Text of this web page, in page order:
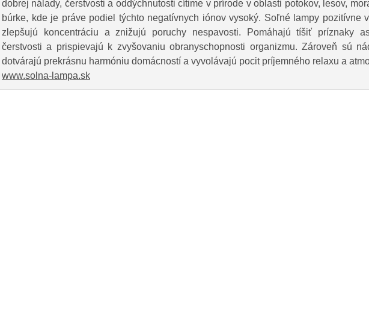
dobrej nálady, čerstvosti a oddýchnutosti cítime v prírode v oblasti potokov, lesov,
búrke, kde je práve podiel týchto negatívnych iónov vysoký. Soľné lampy pozitívne
zlepšujú koncentráciu a znižujú poruchy nespavosti. Pomáhajú tíšiť príznaky
čerstvosti a prispievajú k zvyšovaniu obranyschopnosti organizmu. Zároveň sú
dotvárajú prekrásnu harmóniu domácností a vyvolávajú pocit príjemného relaxu a
www.solna-lampa.sk